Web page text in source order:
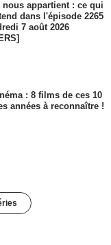
nous appartient : ce qui
dans l'épisode 2265
7 août 2026
: 8 films de ces 10
années à reconnaître !